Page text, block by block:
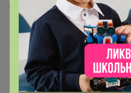
Скопировать ссылку
Медали 7
Номинировать на медаль